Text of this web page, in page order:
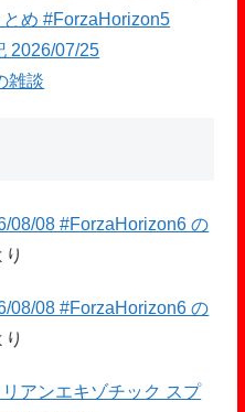
め #ForzaHorizon5
2026/07/25
雑談
08/08 #ForzaHorizon6 の
り
08/08 #ForzaHorizon6 の
り
アンエキゾチック スプ